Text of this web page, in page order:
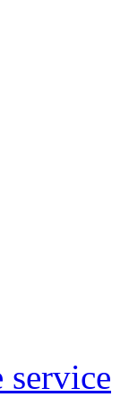
service